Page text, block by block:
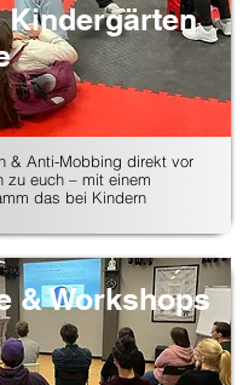
Kindergärten
& Anti-Mobbing direkt vor
zu euch – mit einem
das bei Kindern
& Workshops